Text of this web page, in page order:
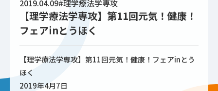
2019.04.09#理学療法学専攻
【理学療法学専攻】第11回元気！健康！
フェアinとうほく
【理学療法学専攻】第11回元気！健康！フェアinとう
ほく
2019年4月7日